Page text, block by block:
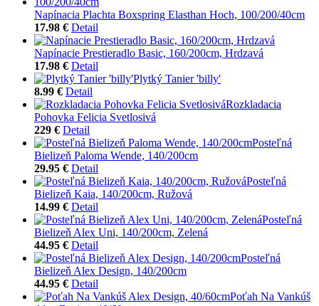
Napínacia Plachta Boxspring Elasthan Hoch, 100/200/40cm
17.98 € Detail
Napínacie Prestieradlo Basic, 160/200cm, Hrdzavá
17.98 € Detail
Plytký Tanier 'billy'
8.99 € Detail
Rozkladacia
Pohovka Felicia Svetlosivá
229 € Detail
Posteľná
Bielizeň Paloma Wende, 140/200cm
29.95 € Detail
Posteľná
Bielizeň Kaia, 140/200cm, Ružová
14.99 € Detail
Posteľná
Bielizeň Alex Uni, 140/200cm, Zelená
44.95 € Detail
Posteľná
Bielizeň Alex Design, 140/200cm
44.95 € Detail
Poťah Na Vankúš